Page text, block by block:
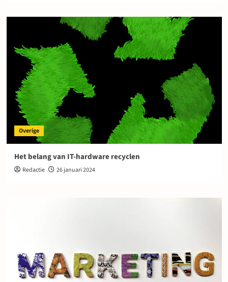
Overige
Het belang van IT-hardware recyclen
Redactie 26 januari 2024